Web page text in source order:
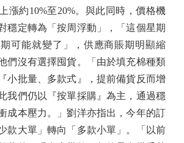
漲約10%至20%。與此同時，價格機
穩定轉為「按周浮動」，「這個星期
可能就變了」，供應商賬期明顯縮
們沒有選擇囤貨。「由於填充棉種類
小批量、多款式』，提前備貨反而增
我們仍以『按單採購』為主，通過穩
成本壓力。」劉洋亦指出，今年的訂
款大單」轉向「多款小單」。「以前